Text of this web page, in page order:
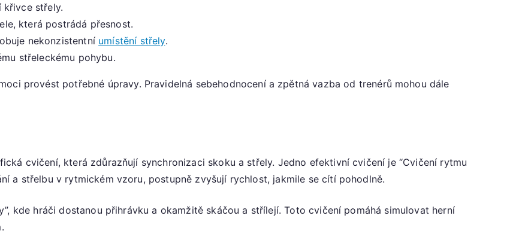
křivce střely.
která postrádá přesnost.
nekonzistentní umístění střely.
střeleckému pohybu.
provést potřebné úpravy. Pravidelná sebehodnocení a zpětná vazba od trenérů mohou dále
cvičení, která zdůrazňují synchronizaci skoku a střely. Jedno efektivní cvičení je “Cvičení rytmu
a střelbu v rytmickém vzoru, postupně zvyšují rychlost, jakmile se cítí pohodlně.
kde hráči dostanou přihrávku a okamžitě skáčou a střílejí. Toto cvičení pomáhá simulovat herní